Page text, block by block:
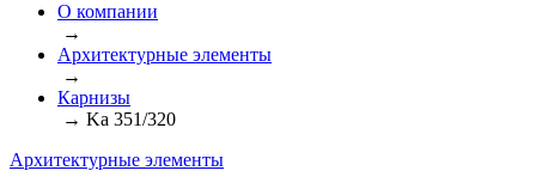
О компании
→
Архитектурные элементы
→
Карнизы
→ Ka 351/320
Архитектурные элементы